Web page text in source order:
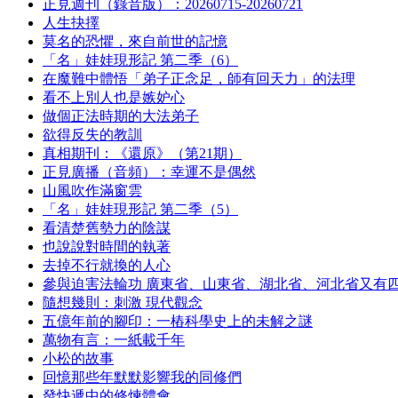
正見週刊（錄音版）：20260715-20260721
人生抉擇
莫名的恐懼，來自前世的記憶
「名」娃娃現形記 第二季（6）
在魔難中體悟「弟子正念足，師有回天力」的法理
看不上別人也是嫉妒心
做個正法時期的大法弟子
欲得反失的教訓
真相期刊：《還原》（第21期）
正見廣播（音頻）：幸運不是偶然
山風吹作滿窗雲
「名」娃娃現形記 第二季（5）
看清楚舊勢力的陰謀
也說說對時間的執著
去掉不行就換的人心
參與迫害法輪功 廣東省、山東省、湖北省、河北省又有
隨想幾則：刺激 現代觀念
五億年前的腳印：一樁科學史上的未解之謎
萬物有言：一紙載千年
小松的故事
回憶那些年默默影響我的同修們